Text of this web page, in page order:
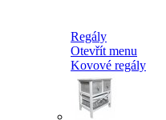
Regály
Otevřít menu
Kovové regály